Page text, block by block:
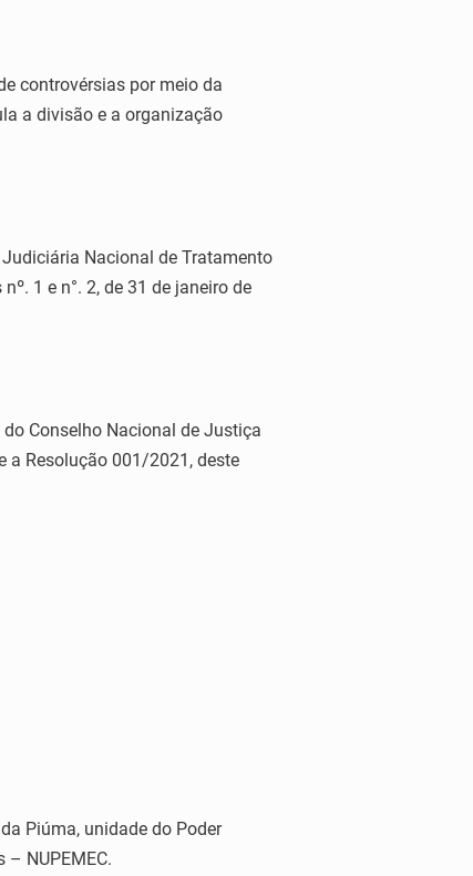
controvérsias por meio da
a divisão e a organização
Nacional de Tratamento
1 e n°. 2, de 31 de janeiro de
do Conselho Nacional de Justiça
a Resolução 001/2021, deste
Piúma, unidade do Poder
NUPEMEC.